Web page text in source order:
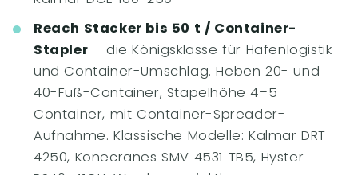
Reach Stacker bis 50 t / Container-
Stapler – die Königsklasse für Hafenlogistik
und Container-Umschlag. Heben 20- und
40-Fuß-Container, Stapelhöhe 4–5
Container, mit Container-Spreader-
Aufnahme. Klassische Modelle: Kalmar DRT
4250, Konecranes SMV 4531 TB5, Hyster